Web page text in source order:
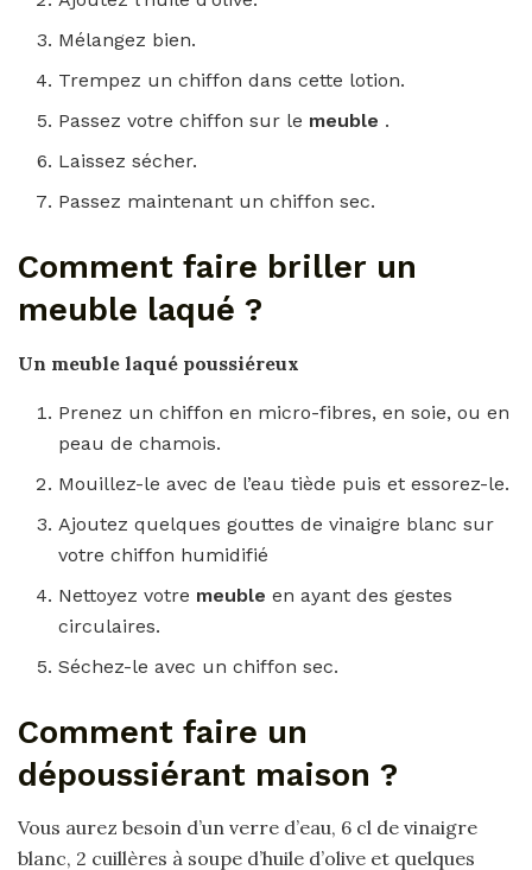
Mélangez bien.
Trempez un chiffon dans cette lotion.
Passez votre chiffon sur le meuble .
Laissez sécher.
Passez maintenant un chiffon sec.
Comment faire briller un
meuble laqué ?
Un meuble laqué poussiéreux
Prenez un chiffon en micro-fibres, en soie, ou en
peau de chamois.
Mouillez-le avec de l’eau tiède puis et essorez-le.
Ajoutez quelques gouttes de vinaigre blanc sur
votre chiffon humidifié
Nettoyez votre meubleen ayant des gestes
circulaires.
Séchez-le avec un chiffon sec.
Comment faire un
dépoussiérant maison ?
Vous aurez besoin d’un verre d’eau, 6 cl de vinaigre
blanc, 2 cuillères à soupe d’huile d’olive et quelques